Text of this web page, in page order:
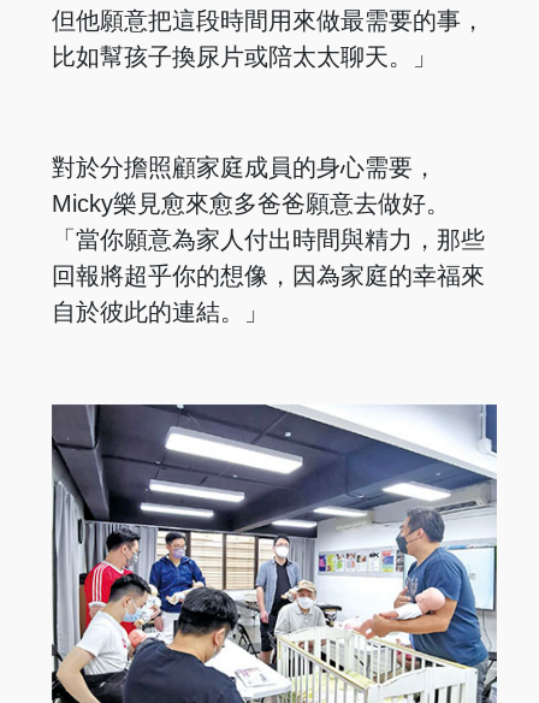
但他願意把這段時間用來做最需要的事，
比如幫孩子換尿片或陪太太聊天。」
對於分擔照顧家庭成員的身心需要，
Micky樂見愈來愈多爸爸願意去做好。
「當你願意為家人付出時間與精力，那些
回報將超乎你的想像，因為家庭的幸福來
自於彼此的連結。」